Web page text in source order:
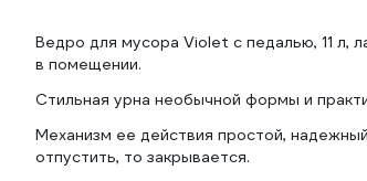
Ведро для мусора Violet с педалью, 11 л,
в помещении.
Стильная урна необычной формы и
Механизм ее действия простой,
отпустить, то закрывается.